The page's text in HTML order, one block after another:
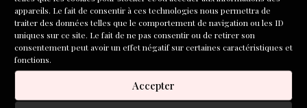
appareils. Le fait de consentir à ces technologies nous permettra de
traiter des données telles que le comportement de navigation ou les ID
uniques sur ce site. Le fait de ne pas consentir ou de retirer son
consentement peut avoir un effet négatif sur certaines caractéristiques et
fonctions.
Accepter